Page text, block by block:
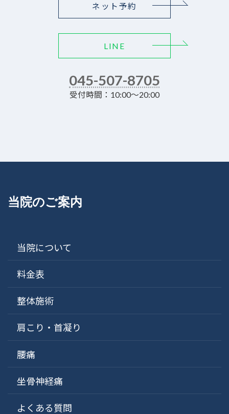
ネット予約
LINE
045-507-8705
受付時間：10:00～20:00
当院のご案内
当院について
料金表
整体施術
肩こり・首凝り
腰痛
坐骨神経痛
よくある質問